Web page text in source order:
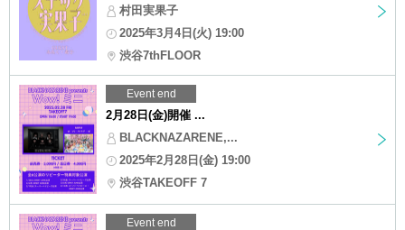
村田実果子
2025年3月4日(火) 19:00
渋谷7thFLOOR
Event end
2月28日(金)開催 ...
BLACKNAZARENE,...
2025年2月28日(金) 19:00
渋谷TAKEOFF 7
Event end